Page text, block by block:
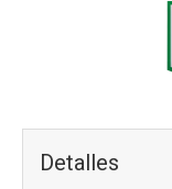
Detalles